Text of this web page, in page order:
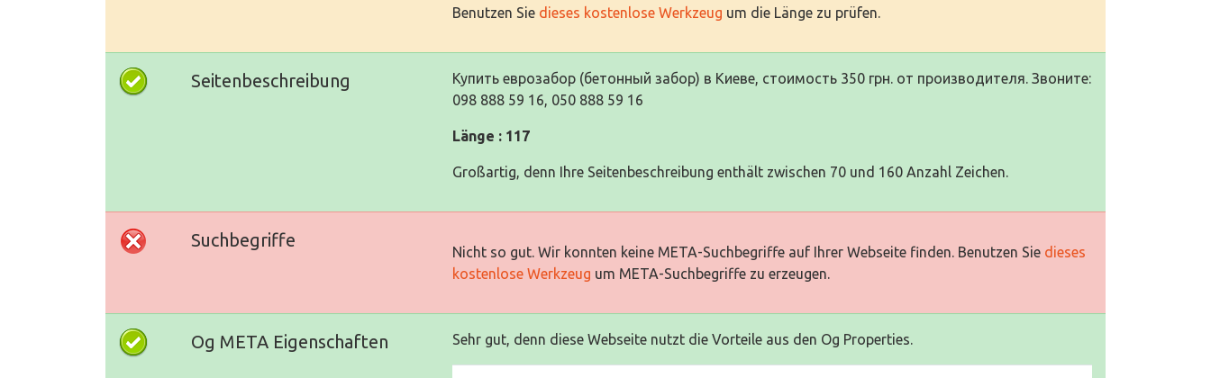
Benutzen Sie dieses kostenlose Werkzeug um die Länge zu prüfen.
Seitenbeschreibung
Купить еврозабор (бетонный забор) в Киеве, стоимость 350 грн. от производителя. Звоните:
098 888 59 16, 050 888 59 16
Länge : 117
Großartig, denn Ihre Seitenbeschreibung enthält zwischen 70 und 160 Anzahl Zeichen.
Suchbegriffe
Nicht so gut. Wir konnten keine META-Suchbegriffe auf Ihrer Webseite finden. Benutzen Sie dieses
kostenlose Werkzeug um META-Suchbegriffe zu erzeugen.
Og META Eigenschaften Sehr gut, denn diese Webseite nutzt die Vorteile aus den Og Properties.